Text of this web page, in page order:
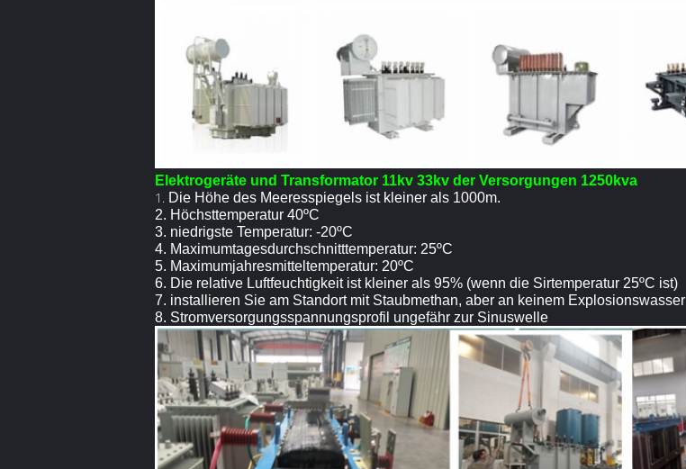
Elektrogeräte und Transformator 11kv 33kv der Versorgungen 1250kva
1. Die Höhe des Meeresspiegels ist kleiner als 1000m.
2. Höchsttemperatur 40ºC
3. niedrigste Temperatur: -20ºC
4. Maximumtagesdurchschnitttemperatur: 25ºC
5. Maximumjahresmitteltemperatur: 20ºC
6. Die relative Luftfeuchtigkeit ist kleiner als 95% (wenn die Sirtemperatur 25ºC ist)
7. installieren Sie am Standort mit Staubmethan, aber an keinem Explosionswasser
8. Stromversorgungsspannungsprofil ungefähr zur Sinuswelle